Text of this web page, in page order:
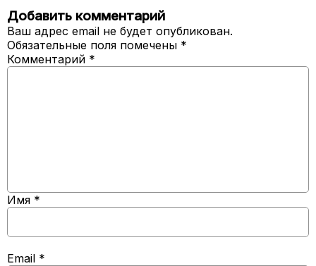
Добавить комментарий
Ваш адрес email не будет опубликован.
Обязательные поля помечены *
Комментарий *
Имя *
Email *